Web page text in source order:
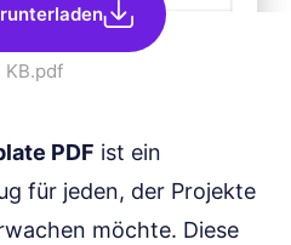
KB.pdf
PDF ist ein
für jeden, der Projekte
möchte. Diese